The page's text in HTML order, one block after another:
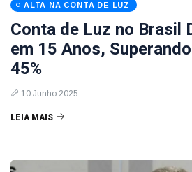
ALTA NA CONTA DE LUZ
Conta de Luz no Brasil
em 15 Anos,
45%
10 Junho 2025
LEIA MAIS